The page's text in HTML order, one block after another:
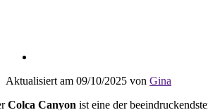
Aktualisiert am 09/10/2025 von Gina
Colca Canyon ist eine der